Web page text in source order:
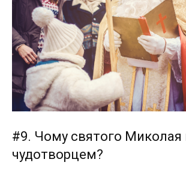
#9. Чому святого Миколая
чудотворцем?